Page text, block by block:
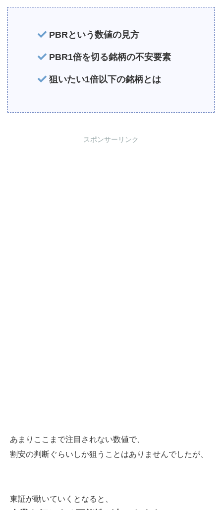
PBRという数値の見方
PBR1倍を切る銘柄の不安要素
狙いたい1倍以下の銘柄とは
スポンサーリンク
あまりここまで注目されない数値で、
割安の判断ぐらいしか狙うことはありませんでしたが、
東証が動いていくとなると、